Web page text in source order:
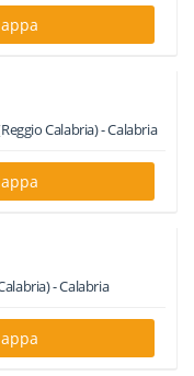
Calabria) -Calabria
-Calabria